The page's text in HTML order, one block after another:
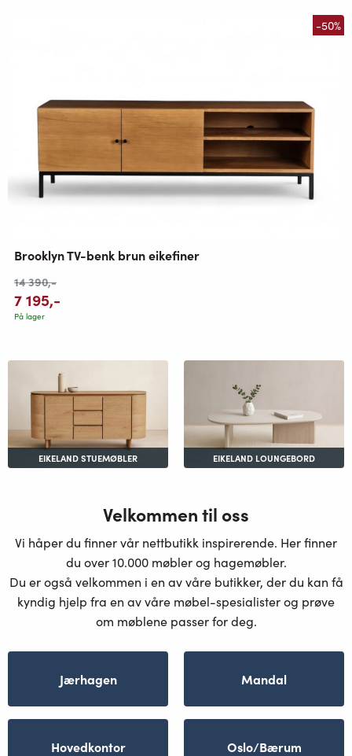
-50%
Brooklyn TV-benk brun eikefiner
14 390,-
7 195,-
På lager
EIKELAND STUEMØBLER EIKELAND LOUNGEBORD
Velkommen til oss
Vi håper du finner vår nettbutikk inspirerende. Her finner
du over 10.000 møbler og hagemøbler.
Du er også velkommen i en av våre butikker, der du kan få
kyndig hjelp fra en av våre møbel-spesialister og prøve
om møblene passer for deg.
Jærhagen Mandal
Hovedkontor Oslo/Bærum